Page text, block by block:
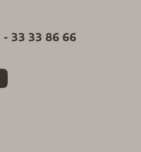
- 33 33 86 66